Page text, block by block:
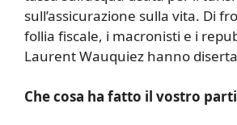
sull’assicurazione sulla vita. Di
follia fiscale, i macronisti e i
Laurent Wauquiez hanno
Che cosa ha fatto il vostro